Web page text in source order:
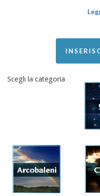
Scegli la categoria